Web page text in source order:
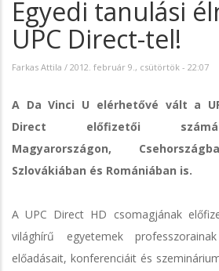
Egyedi tanulási
UPC Direct-tel!
Farkas Attila / 2012. február 9., csütörtök - 22:07
A Da Vinci U elérhetővé vált a
Direct előfizetői
Magyarországon,
Szlovákiában és Romániában is.
A UPC Direct HD csomagjának
világhírű egyetemek
előadásait, konferenciáit és